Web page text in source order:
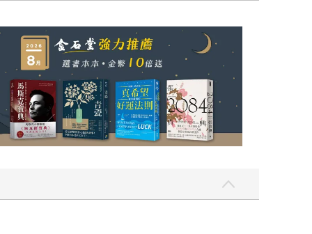
還值得被愛嗎？（限量作者親簽版）